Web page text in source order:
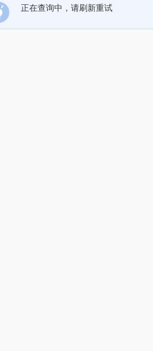
正在查询中，请刷新重试